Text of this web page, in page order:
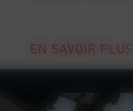
EN SAVOIR PLUS